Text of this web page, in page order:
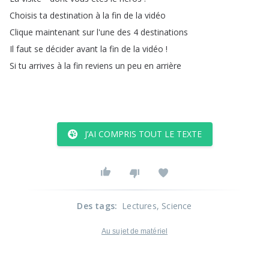
Choisis ta destination à la fin de la vidéo
Clique maintenant sur l'une des 4 destinations
Il faut se décider avant la fin de la vidéo !
Si tu arrives à la fin reviens un peu en arrière
J’AI COMPRIS TOUT LE TEXTE
Des tags: Lectures, Science
Au sujet de matériel